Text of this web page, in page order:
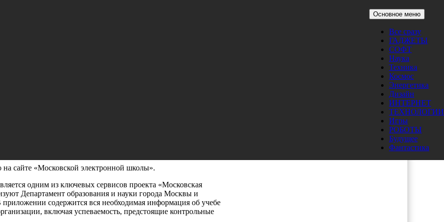
Основное меню
Все сразу
ГАДЖЕТЫ
СОФТ
Наука
Техника
Космос
Энергетика
Дизайн
ИНТЕРНЕТ
ТЕХНОЛОГИИ
Игры
РОБОТЫ
Будущее
Фантастика
сайте «Московской электронной школы».
одним из ключевых сервисов проекта «Московская
Департамент образования и науки города Москвы и
содержится вся необходимая информация об учебе
включая успеваемость, предстоящие контрольные